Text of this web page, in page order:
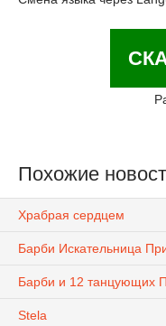
Похожие
Храбрая сердцем
Барби Искательница
Барби и 12 танцующих
Stela